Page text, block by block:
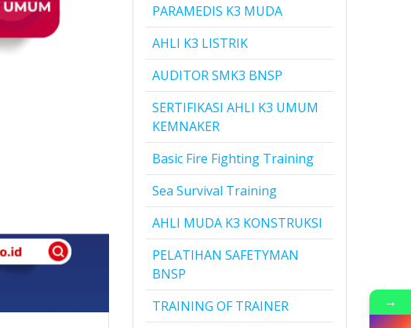
PARAMEDIS K3 MUDA
AHLI K3 LISTRIK
AUDITOR SMK3 BNSP
SERTIFIKASI AHLI K3 UMUM
KEMNAKER
Basic Fire Fighting Training
Sea Survival Training
AHLI MUDA K3 KONSTRUKSI
PELATIHAN SAFETYMAN
BNSP
TRAINING OF TRAINER
→